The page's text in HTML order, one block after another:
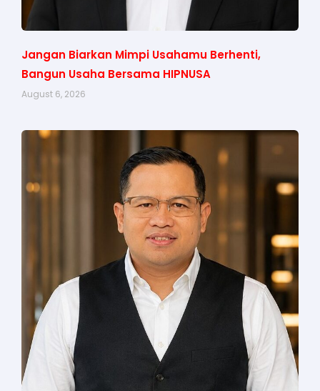
Jangan Biarkan Mimpi Usahamu Berhenti,
Bangun Usaha Bersama HIPNUSA
August 6, 2026